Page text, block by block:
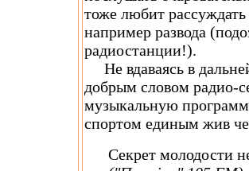
тоже любит
например развода
радиостанции!).
Не вдаваясь в
добрым словом радио-
музыкальную
спортом единым жив
Секрет молодости